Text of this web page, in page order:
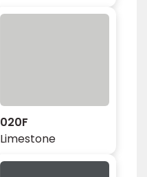
020F
Limestone